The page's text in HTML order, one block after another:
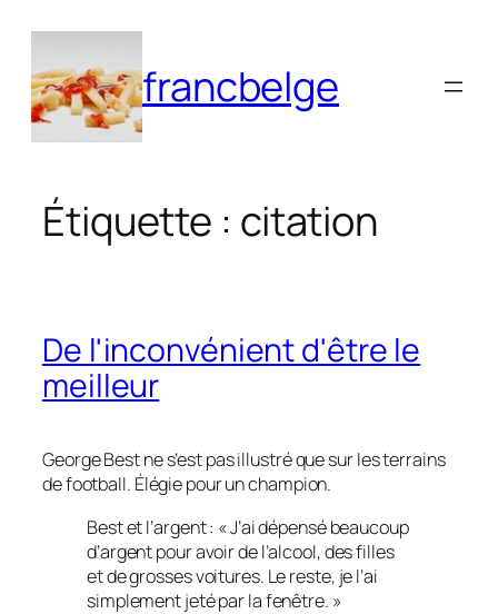
contenu
francbelge
Étiquette : citation
De l'inconvénient d'être le
meilleur
George Best ne s’est pas illustré que sur les terrains
de football. Élégie pour un champion.
Best et l’argent : « J’ai dépensé beaucoup
d’argent pour avoir de l’alcool, des filles
et de grosses voitures. Le reste, je l’ai
simplement jeté par la fenêtre. »